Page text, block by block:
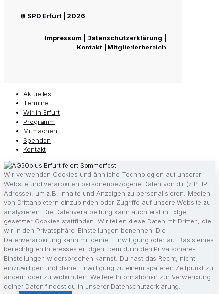
© SPD Erfurt | 2026
Impressum Datenschutzerklärung
Kontakt
Mitgliederbereich
Aktuelles
Termine
Wir in Erfurt
Programm
Mitmachen
Spenden
Kontakt
Wir verwenden Cookies und ähnliche Technologien auf unserer
Website und verarbeiten personenbezogene Daten von dir (z.B. IP-
Adresse), um z.B. Inhalte und Anzeigen zu personalisieren, Medien
von Drittanbietern einzubinden oder Zugriffe auf unsere Website zu
analysieren. Die Datenverarbeitung kann auch erst in Folge
gesetzter Cookies stattfinden. Wir teilen diese Daten mit Dritten, die
wir in den Privatsphäre-Einstellungen benennen. Die
Datenverarbeitung kann mit deiner Einwilligung oder auf Basis eines
berechtigten Interesses erfolgen, dem du in den Privatsphäre-
Einstellungen widersprechen kannst. Du hast das Recht, nicht
einzuwilligen und deine Einwilligung zu einem späteren Zeitpunkt zu
ändern oder zu widerrufen. Weitere Informationen zur Verwendung
deiner Daten findest du in unserer Datenschutzerklärung.